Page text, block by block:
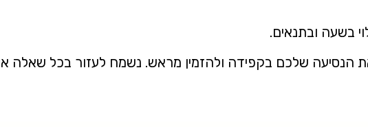
הנסיעה שלכם בקפידה ולהזמין מראש. נשמח לעזור בכל שאלה